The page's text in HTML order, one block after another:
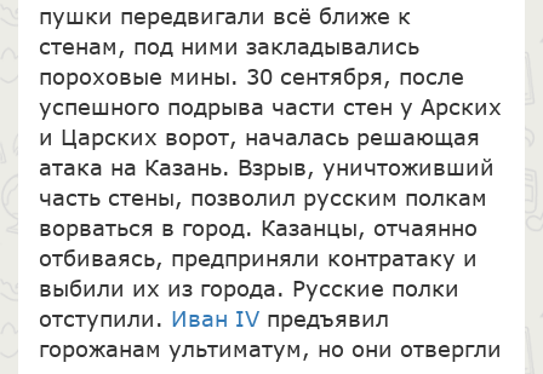
пушки передвигали всё ближе к
стенам, под ними закладывались
пороховые мины. 30 сентября, после
успешного подрыва части стен у Арских
и Царских ворот, началась решающая
атака на Казань. Взрыв, уничтоживший
часть стены, позволил русским полкам
ворваться в город. Казанцы, отчаянно
отбиваясь, предприняли контратаку и
выбили их из города. Русские полки
отступили. Иван IVпредъявил
горожанам ультиматум, но они отвергли